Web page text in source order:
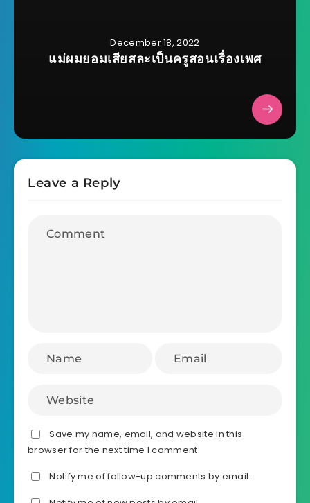
December 18, 2022
แม่ผมยอมเสียสละเป็นครูสอนเรื่องเพศ
Leave a Reply
Save my name, email, and website in this
browser for the next time I comment.
Notify me of follow-up comments by email.